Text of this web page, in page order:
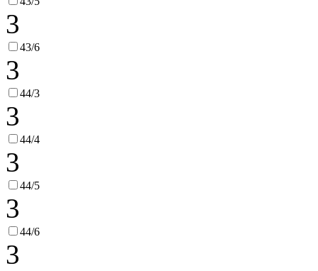
3
43/6
3
44/3
3
44/4
3
44/5
3
44/6
3